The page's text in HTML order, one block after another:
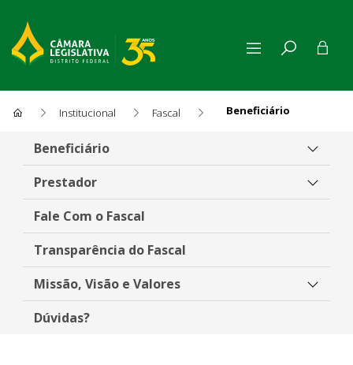
Institucional Fascal Beneficiário
Beneficiário
Beneficiário
Prestador
Fale Com o Fascal
Transparência do Fascal
Missão, Visão e Valores
Dúvidas?